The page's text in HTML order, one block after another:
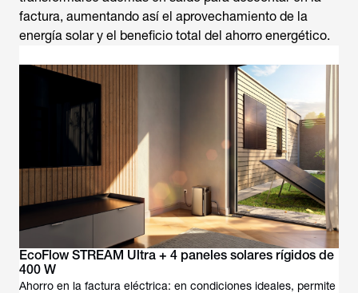
factura, aumentando así el aprovechamiento de la
energía solar y el beneficio total del ahorro energético.
EcoFlow STREAM Ultra + 4 paneles solares rígidos de
400 W
Ahorro en la factura eléctrica: en condiciones ideales, permite